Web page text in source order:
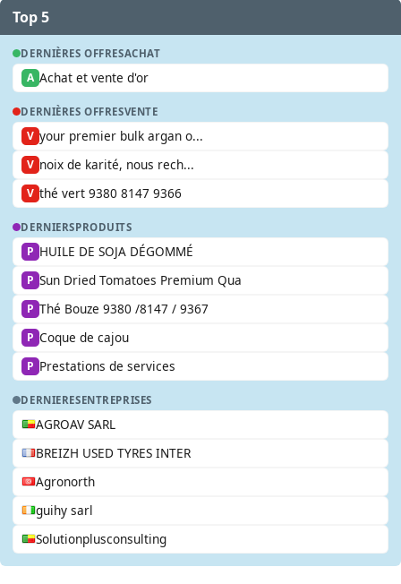
Top 5
DERNIÈRES OFFRESACHAT
A Achat et vente d'or
DERNIÈRES OFFRESVENTE
V your premier bulk argan o...
V noix de karité, nous rech...
V thé vert 9380 8147 9366
DERNIERSPRODUITS
P HUILE DE SOJA DÉGOMMÉ
P Sun Dried Tomatoes Premium Qua
P Thé Bouze 9380 /8147 / 9367
P Coque de cajou
P Prestations de services
DERNIERESENTREPRISES
AGROAV SARL
BREIZH USED TYRES INTER
Agronorth
guihy sarl
Solutionplusconsulting